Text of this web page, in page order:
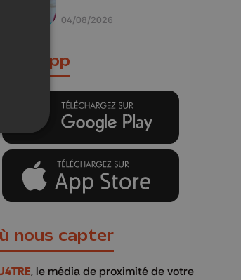
04/08/2026
app
nous capter
, le média de proximité de votre